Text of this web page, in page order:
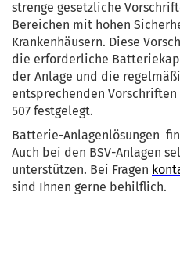
strenge gesetzliche
Bereichen mit hohen
Krankenhäusern. Diese
die erforderliche
der Anlage und die
entsprechenden
507 festgelegt.
Batterie-Anlagenlösungen
Auch bei den BSV-Anlagen
unterstützen. Bei Fragen
sind Ihnen gerne behilflich.